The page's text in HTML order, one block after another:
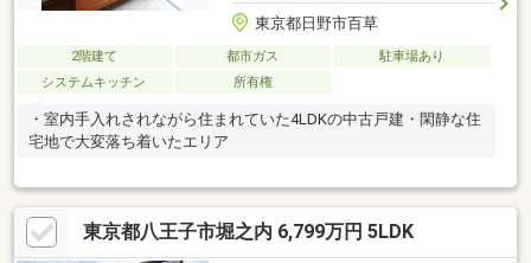
東京都日野市百草
2階建て 都市ガス
駐車場あり
システムキッチン
所有権
・室内手入れされながら住まれていた4LDKの中古戸建・閑静な住
宅地で大変落ち着いたエリア
東京都八王子市堀之内 6,799万円 5LDK